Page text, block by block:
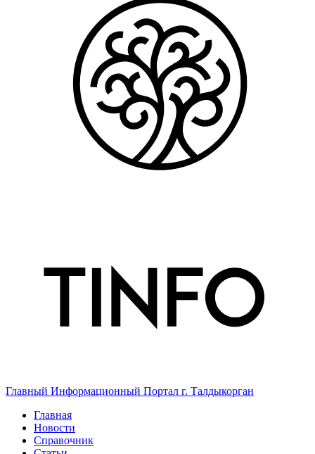
Главный Информационный Портал г. Талдыкорган
Главная
Новости
Справочник